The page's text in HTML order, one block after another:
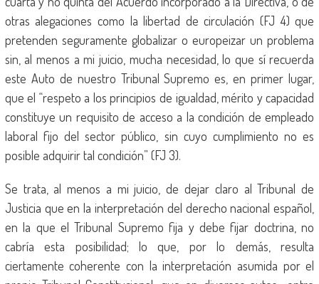
otras alegaciones como la libertad de circulación (FJ 4) que
pretenden seguramente globalizar o europeizar un problema
sin, al menos a mi juicio, mucha necesidad, lo que sí recuerda
este Auto de nuestro Tribunal Supremo es, en primer lugar,
que el “respeto a los principios de igualdad, mérito y capacidad
constituye un requisito de acceso a la condición de empleado
laboral fijo del sector público, sin cuyo cumplimiento no es
posible adquirir tal condición” (FJ 3).
Se trata, al menos a mi juicio, de dejar claro al Tribunal de
Justicia que en la interpretación del derecho nacional español,
en la que el Tribunal Supremo fija y debe fijar doctrina, no
cabría esta posibilidad; lo que, por lo demás, resulta
ciertamente coherente con la interpretación asumida por el